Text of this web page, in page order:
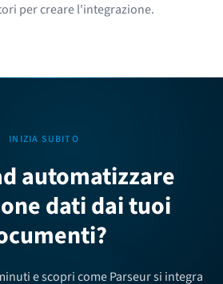
per creare l'integrazione.
INIZIA SUBITO
automatizzare
dati dai tuoi
e scopri come Parseur si integra